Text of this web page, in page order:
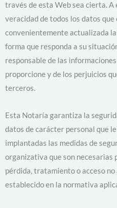
través de esta Web sea cierta. A
veracidad de todos los datos
convenientemente actualizada
forma que responda a su
responsable de las
proporcione y de los perjuicios
terceros.
Esta Notaría garantiza la
datos de carácter personal que
implantadas las medidas de
organizativa que son necesarias
pérdida, tratamiento o acceso
establecido en la normativa